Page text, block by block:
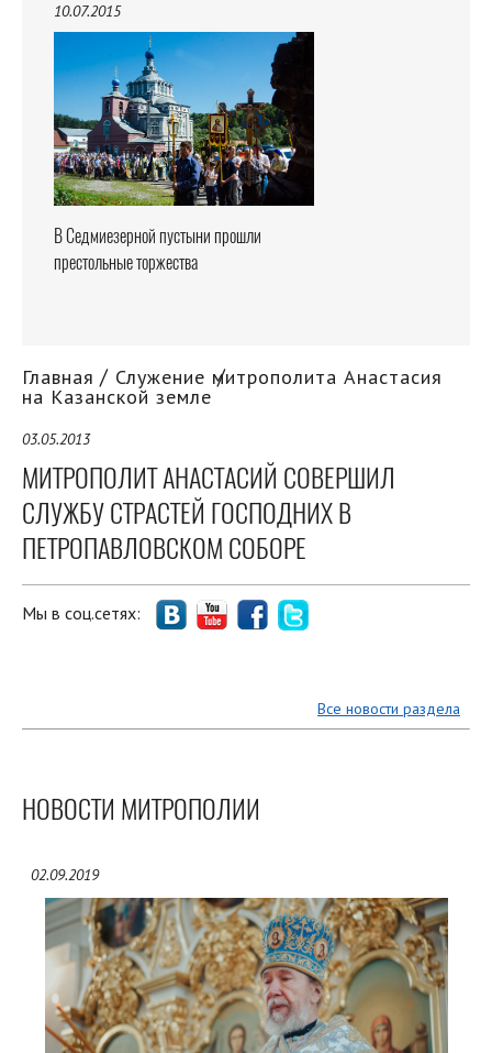
10.07.2015
В Седмиезерной пустыни прошли
престольные торжества
Главная Служение митрополита Анастасия
на Казанской земле
03.05.2013
МИТРОПОЛИТ АНАСТАСИЙ СОВЕРШИЛ
СЛУЖБУ СТРАСТЕЙ ГОСПОДНИХ В
ПЕТРОПАВЛОВСКОМ СОБОРЕ
Мы в соц.сетях:
Все новости раздела
НОВОСТИ МИТРОПОЛИИ
02.09.2019